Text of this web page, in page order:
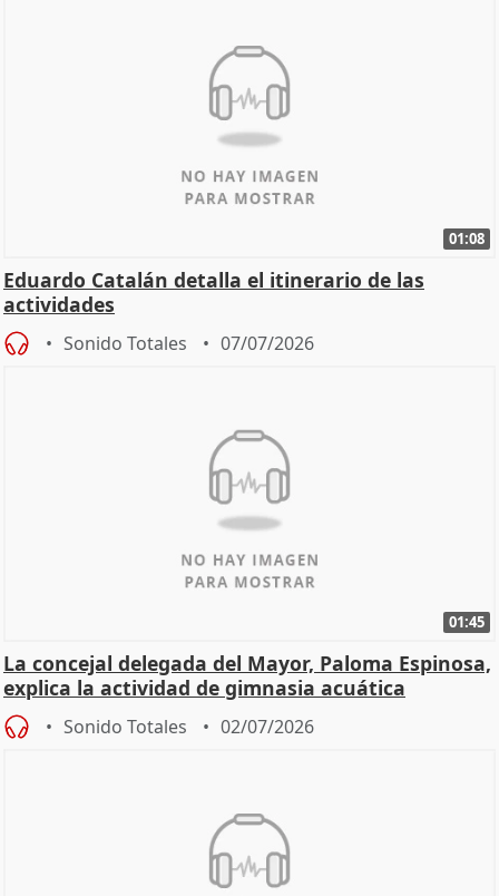
01:08
Eduardo Catalán detalla el itinerario de las
actividades
Sonido Totales 07/07/2026
01:45
La concejal delegada del Mayor, Paloma Espinosa,
explica la actividad de gimnasia acuática
Sonido Totales 02/07/2026